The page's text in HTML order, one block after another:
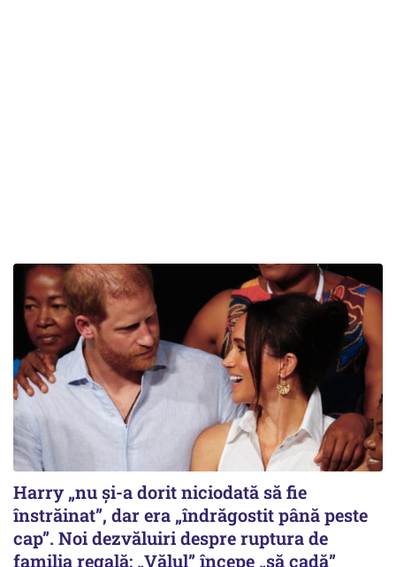
Harry „nu și-a dorit niciodată să fie
înstrăinat”, dar era „îndrăgostit până peste
cap”. Noi dezvăluiri despre ruptura de
familia regală: „Vălul” începe „să cadă”